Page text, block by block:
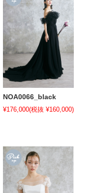
NOA0066_black
¥176,000(税抜 ¥160,000)